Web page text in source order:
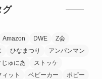
グ
Amazon DWE
Z会
ひなまつり
アンパンマン
ゅにあ
ストッケ
ット ベビーカー
ポピー